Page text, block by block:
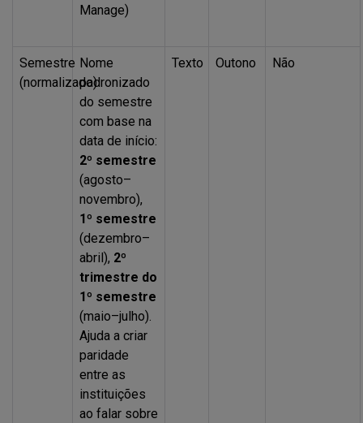
Manage)
Semestre
(normalizado)
Nome
padronizado
do semestre
com base na
data de início:
2º semestre
(agosto–
novembro),
1º semestre
(dezembro–
abril), 2º
trimestre do
1º semestre
(maio–julho).
Ajuda a criar
paridade
entre as
instituições
ao falar sobre
Texto Outono Não